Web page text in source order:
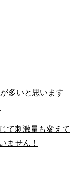
多いと思います
て刺激量も変えて
ません！